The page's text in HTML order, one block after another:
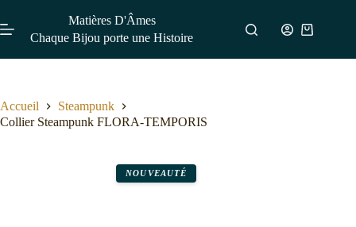
Matières D'Âmes
Chaque Bijou porte une Histoire
Accueil
Steampunk
Collier Steampunk FLORA-TEMPORIS
NOUVEAUTÉ